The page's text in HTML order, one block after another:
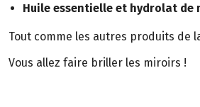
Huile essentielle et hydrolat de
Tout comme les autres produits de
Vous allez faire briller les miroirs !